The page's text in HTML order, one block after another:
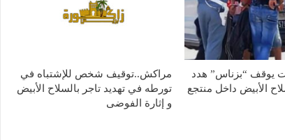
يوقف “بزناس” هدد
الأبيض داخل منتجع
مراكش..توقيف شخص للإشتباه في
تورطه في تهديد تاجر بالسلاح الأبيض
و إثارة الفوضى